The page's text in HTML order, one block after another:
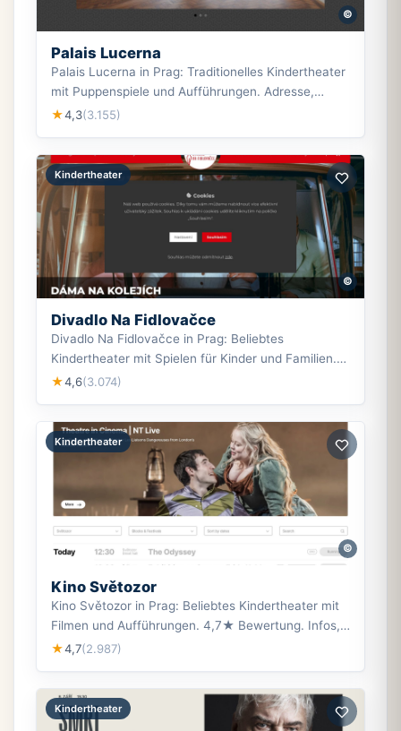
©
Palais Lucerna
Palais Lucerna in Prag: Traditionelles Kindertheater
mit Puppenspiele und Aufführungen. Adresse,
Öffnungszeiten und Tickets hier.
★4,3(3.155)
©
Kindertheater
Divadlo Na Fidlovačce
Divadlo Na Fidlovačce in Prag: Beliebtes
Kindertheater mit Spielen für Kinder und Familien.
Adresse, Öffnungszeiten und Tickets.
★4,6(3.074)
©
Kindertheater
Kino Světozor
Kino Světozor in Prag: Beliebtes Kindertheater mit
Filmen und Aufführungen. 4,7★ Bewertung. Infos,
Adresse & Öffnungszeiten.
★4,7(2.987)
Kindertheater